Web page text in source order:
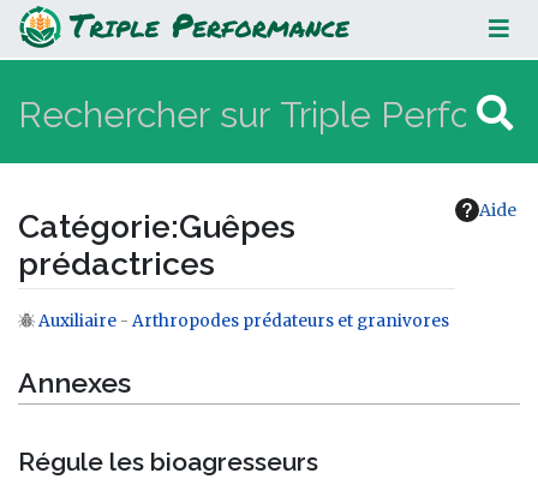
Guêpes prédactrices
Aide
Catégorie:Guêpes
prédactrices
Aller à :navigation,rechercher
Auxiliaire - Arthropodes prédateurs et granivores
Annexes
Régule les bioagresseurs